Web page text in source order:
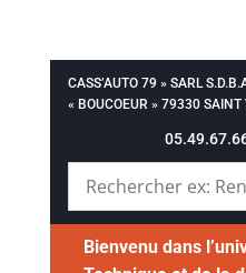
CASS’AUTO 79 » SARL
« BOUCOEUR » 79330 SAINT
Bienvenu dans